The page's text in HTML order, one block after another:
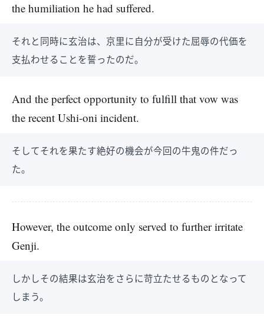
the humiliation he had suffered.
それと同時に玄治は、京里に自分が受けた屈辱の代価を
支払わせることを誓ったのだ。
And the perfect opportunity to fulfill that vow was
the recent Ushi-oni incident.
そしてそれを果たす絶好の機会が今回の牛鬼の件だっ
た。
However, the outcome only served to further irritate
Genji.
しかしその結果は玄治をさらに苛立たせるものとなって
しまう。